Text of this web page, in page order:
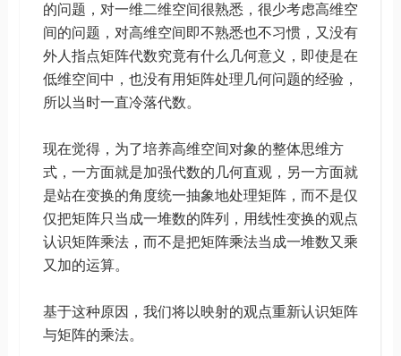
的问题，对一维二维空间很熟悉，很少考虑高维空
间的问题，对高维空间即不熟悉也不习惯，又没有
外人指点矩阵代数究竟有什么几何意义，即使是在
低维空间中，也没有用矩阵处理几何问题的经验，
所以当时一直冷落代数。
现在觉得，为了培养高维空间对象的整体思维方
式，一方面就是加强代数的几何直观，另一方面就
是站在变换的角度统一抽象地处理矩阵，而不是仅
仅把矩阵只当成一堆数的阵列，用线性变换的观点
认识矩阵乘法，而不是把矩阵乘法当成一堆数又乘
又加的运算。
基于这种原因，我们将以映射的观点重新认识矩阵
与矩阵的乘法。